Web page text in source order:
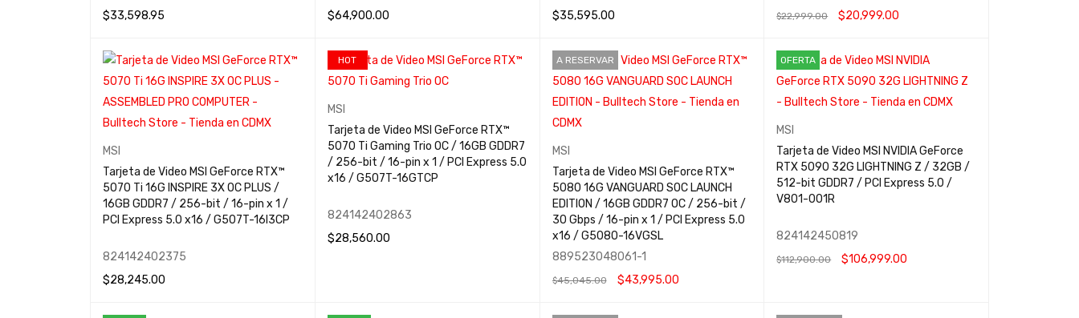
$33,598.95
$64,900.00
$35,595.00 $22,999.00 $20,999.00
MSI
Tarjeta de Video MSI GeForce RTX™
5070 Ti 16G INSPIRE 3X OC PLUS /
16GB GDDR7 / 256-bit / 16-pin x 1 /
PCI Express 5.0 x16 / G507T-16I3CP
824142402375
$28,245.00
HOT
MSI
Tarjeta de Video MSI GeForce RTX™
5070 Ti Gaming Trio OC / 16GB GDDR7
/ 256-bit / 16-pin x 1 / PCI Express 5.0
x16 / G507T-16GTCP
824142402863
$28,560.00
A RESERVAR
MSI
Tarjeta de Video MSI GeForce RTX™
5080 16G VANGUARD SOC LAUNCH
EDITION / 16GB GDDR7 OC / 256-bit /
30 Gbps / 16-pin x 1 / PCI Express 5.0
x16 / G5080-16VGSL
889523048061-1
$45,045.00 $43,995.00
OFERTA
MSI
Tarjeta de Video MSI NVIDIA GeForce
RTX 5090 32G LIGHTNING Z / 32GB /
512-bit GDDR7 / PCI Express 5.0 /
V801-001R
824142450819
$112,900.00 $106,999.00